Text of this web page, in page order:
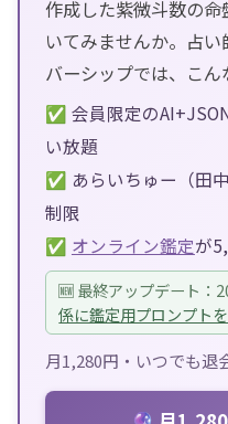
作成した紫微斗数の
いてみませんか。占
バーシップでは、こん
✅ 会員限定の
い放題
✅ あらいちゅー（田
制限
✅ オンライン鑑定が
🆕 最終アップデート：
係に鑑定用プロンプト
月1,280円・いつでも退